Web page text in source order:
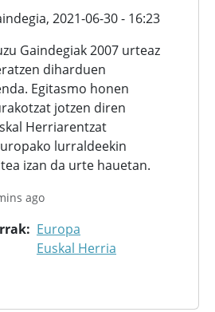
2021-06-30 - 16:23
Gaindegiak 2007 urteaz
diharduen
Egitasmo honen
jotzen diren
Herriarentzat
lurraldeekin
izan da urte hauetan.
ago
Europa
Euskal Herria